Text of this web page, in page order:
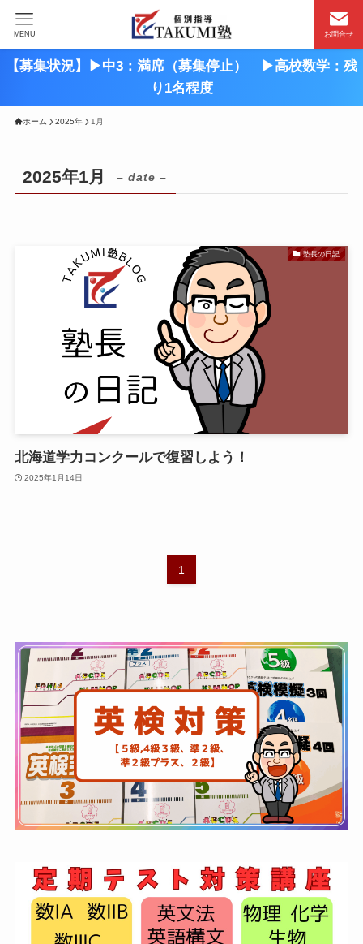
お問合せ
MENU
【募集状況】▶︎中3：満席（募集停止） ▶︎高校数学：残
り1名程度
ホーム 2025年 1月
2025年1月 – date –
塾長の日記
北海道学力コンクールで復習しよう！
2025年1月14日
1